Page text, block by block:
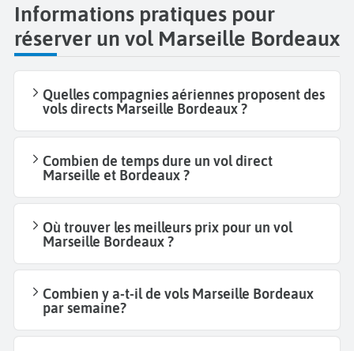
Informations pratiques pour
réserver un vol Marseille Bordeaux
Quelles compagnies aériennes proposent des
vols directs Marseille Bordeaux ?
Combien de temps dure un vol direct
Marseille et Bordeaux ?
Où trouver les meilleurs prix pour un vol
Marseille Bordeaux ?
Combien y a-t-il de vols Marseille Bordeaux
par semaine?